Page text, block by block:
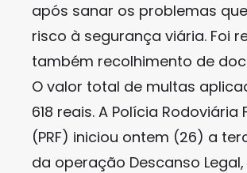
após sanar os problemas
risco à segurança viária. Foi
também recolhimento de
O valor total de multas
618 reais. A Polícia Rodoviária
(PRF) iniciou ontem (26) a
da operação Descanso